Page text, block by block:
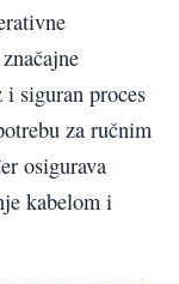
i siguran proces
za ručnim
osigurava
kabelom i